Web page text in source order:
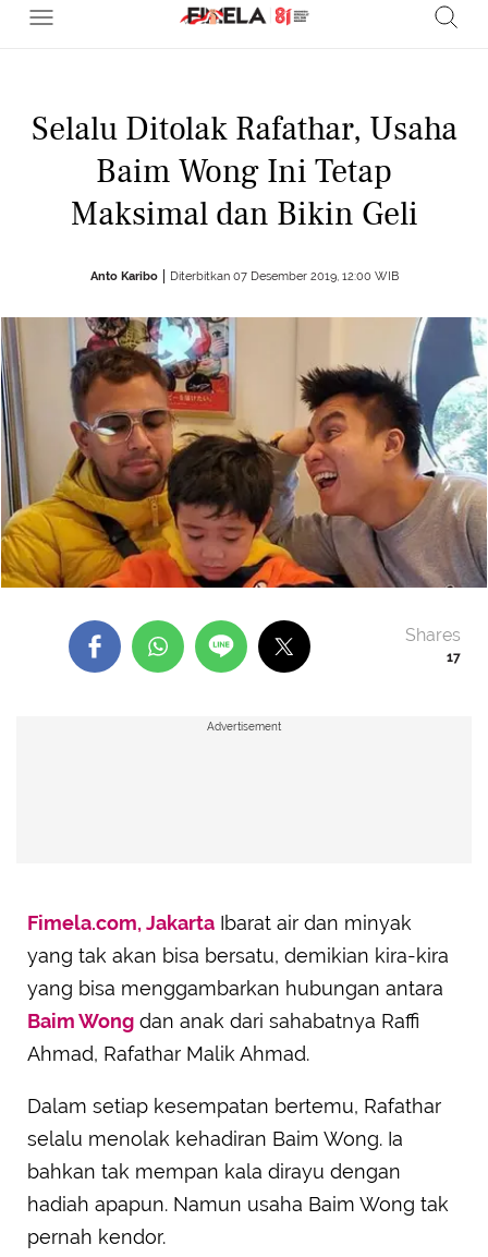
Selalu Ditolak Rafathar, Usaha
Baim Wong Ini Tetap
Maksimal dan Bikin Geli
Anto Karibo Diterbitkan 07 Desember 2019, 12:00 WIB
17
Shares
Advertisement
Fimela.com, Jakarta Ibarat air dan minyak
yang tak akan bisa bersatu, demikian kira-kira
yang bisa menggambarkan hubungan antara
Baim Wong dan anak dari sahabatnya Raffi
Ahmad, Rafathar Malik Ahmad.
Dalam setiap kesempatan bertemu, Rafathar
selalu menolak kehadiran Baim Wong. Ia
bahkan tak mempan kala dirayu dengan
hadiah apapun. Namun usaha Baim Wong tak
pernah kendor.